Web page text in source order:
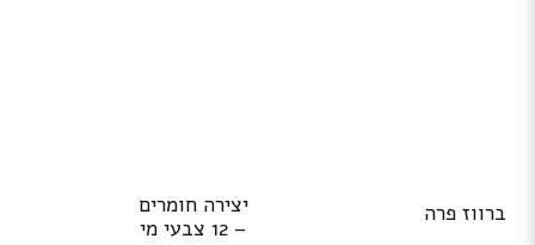
ברווז פרה
יצירה חומרים
– 12 צבעי מי